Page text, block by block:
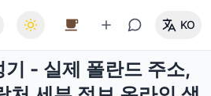
KO
- 실제 폴란드 주소,